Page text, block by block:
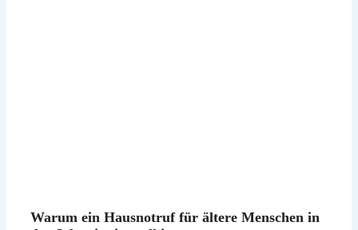
Warum ein Hausnotruf für ältere Menschen in